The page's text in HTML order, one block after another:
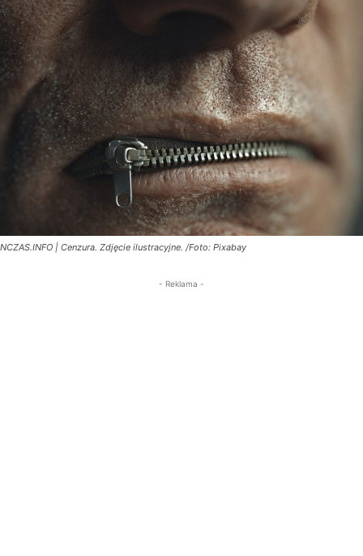
NCZAS.INFO | Cenzura. Zdjęcie ilustracyjne. /Foto: Pixabay
- Reklama -